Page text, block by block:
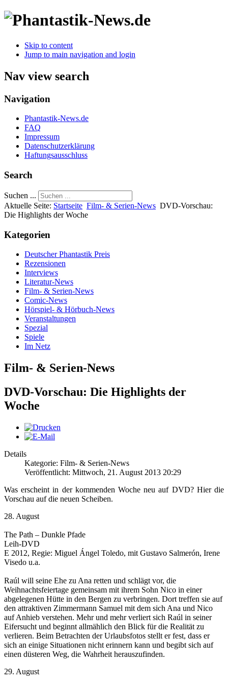
Skip to content
Jump to main navigation and login
Nav view search
Navigation
Phantastik-News.de
FAQ
Impressum
Datenschutzerklärung
Haftungsausschluss
Search
Suchen ...
Aktuelle Seite: Startseite Film- & Serien-News DVD-Vorschau:
Die Highlights der Woche
Kategorien
Deutscher Phantastik Preis
Rezensionen
Interviews
Literatur-News
Film- & Serien-News
Comic-News
Hörspiel- & Hörbuch-News
Veranstaltungen
Spezial
Spiele
Im Netz
Film- & Serien-News
DVD-Vorschau: Die Highlights der
Woche
Details
Kategorie: Film- & Serien-News
Veröffentlicht: Mittwoch, 21. August 2013 20:29
Was erscheint in der kommenden Woche neu auf DVD? Hier die
Vorschau auf die neuen Scheiben.
28. August
The Path – Dunkle Pfade
Leih-DVD
E 2012, Regie: Miguel Ángel Toledo, mit Gustavo Salmerón, Irene
Visedo u.a.
Raúl will seine Ehe zu Ana retten und schlägt vor, die
Weihnachtsfeiertage gemeinsam mit ihrem Sohn Nico in einer
abgelegenen Hütte in den Bergen zu verbringen. Dort treffen sie auf
den attraktiven Zimmermann Samuel mit dem sich Ana und Nico
auf Anhieb verstehen. Mehr und mehr verliert sich Raúl in seiner
Eifersucht und beginnt allmählich den Blick für die Realität zu
verlieren. Beim Betrachten der Urlaubsfotos stellt er fest, dass er
sich an einige Situationen nicht erinnern kann und begibt sich auf
einen düsteren Weg, die Wahrheit herauszufinden.
29. August